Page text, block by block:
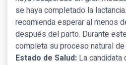
se haya completado la
recomienda esperar al menos
después del parto. Durante
completa su proceso natural de
Estado de Salud: La candidata